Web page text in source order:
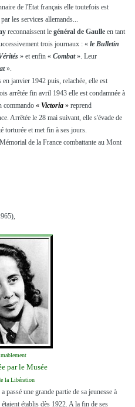
de l'Etat français elle toutefois est
les services allemands...
reconnaissent le général de Gaulle en tant
trois journaux : « le Bulletin
» et enfin « Combat». Leur
».
janvier 1942 puis, relachée, elle est
arrêtée fin avril 1943 elle est condamnée à
commando « Victoria » reprend
Arrêtée le 28 mai suivant, elle s'évade de
torturée et met fin à ses jours.
de la France combattante au Mont
par le Musée
la Libération
une grande partie de sa jeunesse à
établis dès 1922. A la fin de ses